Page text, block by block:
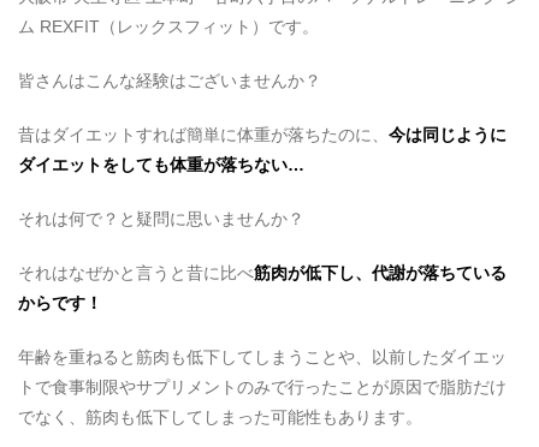
ム REXFIT（レックスフィット）です。
皆さんはこんな経験はございませんか？
昔はダイエットすれば簡単に体重が落ちたのに、 今は同じように
ダイエットをしても体重が落ちない…
それは何で？と疑問に思いませんか？
それはなぜかと言うと昔に比べ筋肉が低下し、代謝が落ちている
からです！
年齢を重ねると筋肉も低下してしまうことや、以前したダイエッ
トで食事制限やサプリメントのみで行ったことが原因で脂肪だけ
でなく、筋肉も低下してしまった可能性もあります。